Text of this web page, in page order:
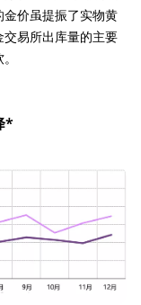
价虽提振了实物黄
易所出库量的主要
。
*